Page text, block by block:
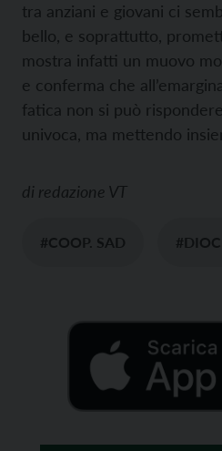
tra anziani e giovani ci
bello, e soprattutto,
mostra infatti un muovo
e conferma che
fatica non si può
univoca, ma mettendo
di redazione VT
#COOP. SAD